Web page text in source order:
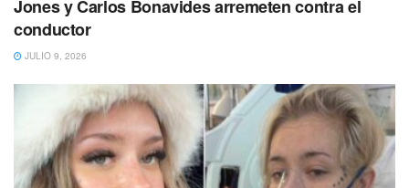
Coque Muñiz y Luis Ramírez, mismos con los que
Hubo personas que pidieron perdón por María León,
pues consideraron que solose equivocó “tantito”
aunque por otro lado hubo quienes fueron duros, criticaron
su falta de preparación o nerviosismo;“Qué pena María
León”, “María León está como los jugadores de la
Jones y Carlos Bonavides arremeten contra el
conductor
JULIO 9, 2026